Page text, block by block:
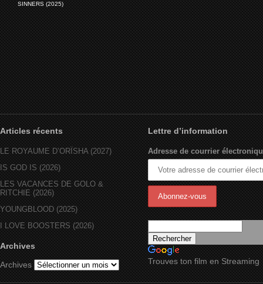
SINNERS (2025)
Articles récents
LE ROYAUME D’ORÏSHA (2027)
IS GOD IS (2026)
LES VACANCES DE GOLO &
RITCHIE (2026)
YOUNGBLOOD (2025)
I LOVE BOOSTERS (2026)
Archives
Archives
Lettre d’information
Adresse de courrier
Trouves ton film en Streaming